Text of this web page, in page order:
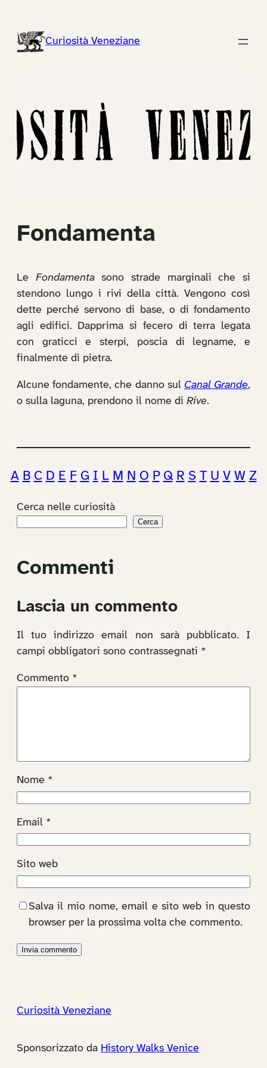
contenutoCuriosità Veneziane
Fondamenta
Le Fondamentasono strade marginali che si
stendono lungo i rivi della città. Vengono così
dette perché servono di base, o di fondamento
agli edifici. Dapprima si fecero di terra legata
con graticci e sterpi, poscia di legname, e
finalmente di pietra.
Alcune fondamente, che danno sul Canal Grande,
o sulla laguna, prendono il nome di Rive.
A B C D E F G I L M N O P Q R S T U V W Z
Cerca nelle curiosità
Cerca
Commenti
Lascia un commento
Il tuo indirizzo email non sarà pubblicato.
I
campi obbligatori sono contrassegnati *
Commento *
Nome *
Email *
Sito web
Salva il mio nome, email e sito web in questo
browser per la prossima volta che commento.
Curiosità Veneziane
Sponsorizzato da History Walks Venice